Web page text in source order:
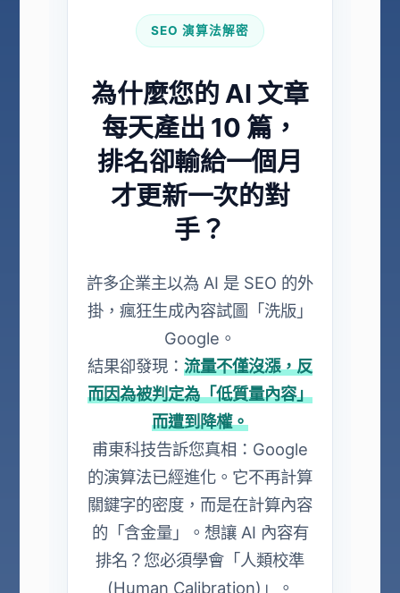
SEO 演算法解密
為什麼您的 AI 文章
每天產出 10 篇，
排名卻輸給一個月
才更新一次的對
手？
許多企業主以為 AI 是 SEO 的外
掛，瘋狂生成內容試圖「洗版」
Google。
結果卻發現： 流量不僅沒漲，反
而因為被判定為「低質量內容」
而遭到降權。
甫東科技告訴您真相：Google
的演算法已經進化。它不再計算
關鍵字的密度，而是在計算內容
的「含金量」。想讓 AI 內容有
排名？您必須學會「人類校準
(Human Calibration)」。